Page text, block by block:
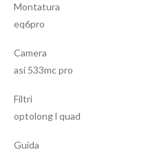
Montatura
eq6pro
Camera
asi 533mc pro
Filtri
optolong l quad
Guida